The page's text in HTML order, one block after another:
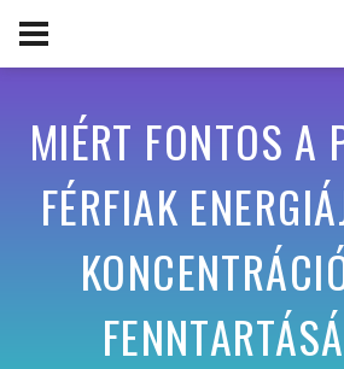
MIÉRT FONTOS A
FÉRFIAK